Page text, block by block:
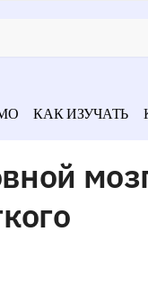
КАК ИЗУЧАТЬ